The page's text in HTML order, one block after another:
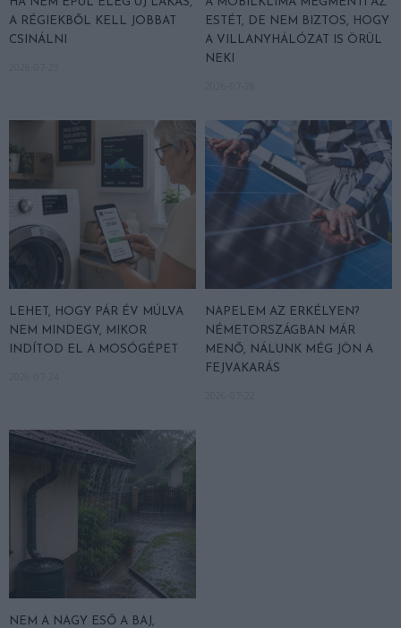
A RÉGIEKBŐL KELL JOBBAT
CSINÁLNI
ESTÉT, DE NEM BIZTOS, HOGY
A VILLANYHÁLÓZAT IS ÖRÜL
NEKI
LEHET, HOGY PÁR ÉV MÚLVA
NEM MINDEGY, MIKOR
INDÍTOD EL A MOSÓGÉPET
NAPELEM AZ ERKÉLYEN?
NÉMETORSZÁGBAN MÁR
MENŐ, NÁLUNK MÉG JÖN A
FEJVAKARÁS
NEM A NAGY ESŐ A BAJ,